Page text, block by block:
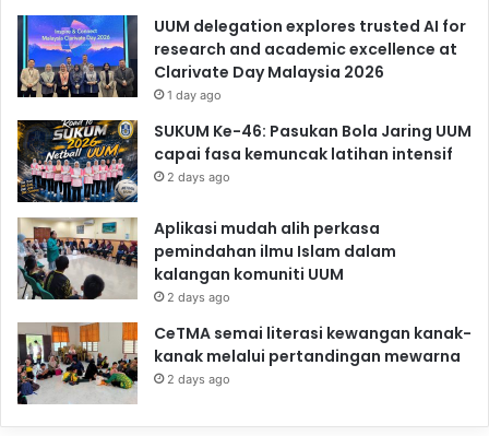
UUM delegation explores trusted AI for
research and academic excellence at
Clarivate Day Malaysia 2026
1 day ago
SUKUM Ke-46: Pasukan Bola Jaring UUM
capai fasa kemuncak latihan intensif
2 days ago
Aplikasi mudah alih perkasa
pemindahan ilmu Islam dalam
kalangan komuniti UUM
2 days ago
CeTMA semai literasi kewangan kanak-
kanak melalui pertandingan mewarna
2 days ago